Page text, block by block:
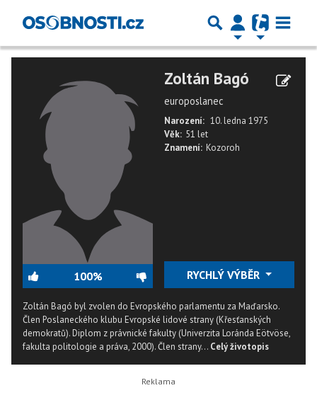
100%
Zoltán Bagó
europoslanec
Narození: 10. ledna 1975
Věk: 51 let
Znamení: Kozoroh
RYCHLÝ VÝBĚR
Zoltán Bagó byl zvolen do Evropského parlamentu za Maďarsko.
Člen Poslaneckého klubu Evropské lidové strany (Křesťanských
demokratů). Diplom z právnické fakulty (Univerzita Loránda Eötvöse,
fakulta politologie a práva, 2000). Člen strany... Celý životopis